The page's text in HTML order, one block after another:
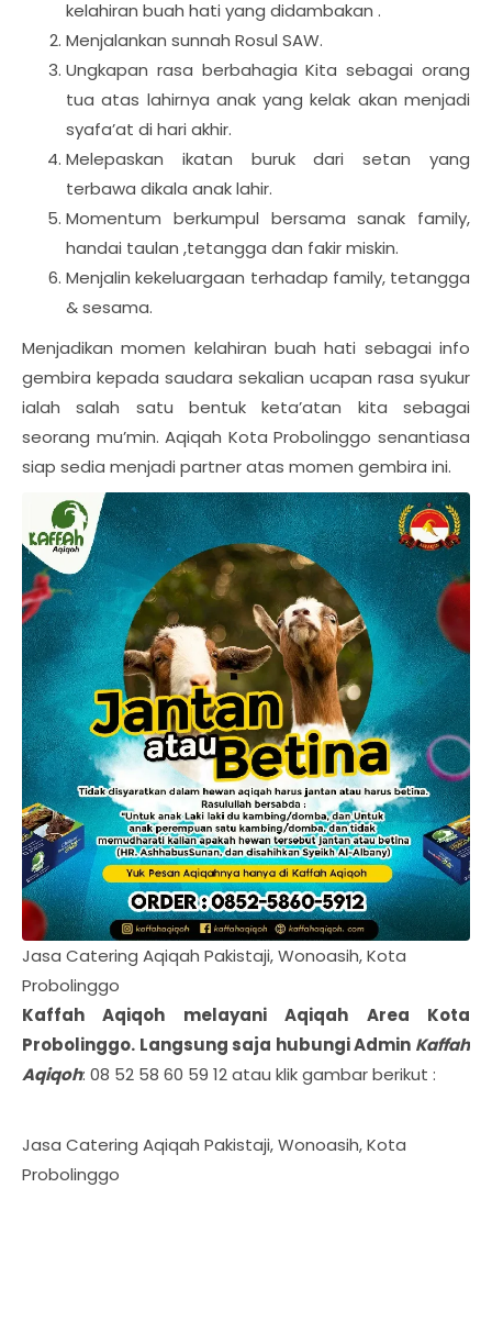
kelahiran buah hati yang didambakan .
Menjalankan sunnah Rosul SAW.
Ungkapan rasa berbahagia Kita sebagai orang
tua atas lahirnya anak yang kelak akan menjadi
syafa’at di hari akhir.
Melepaskan ikatan buruk dari setan yang
terbawa dikala anak lahir.
Momentum berkumpul bersama sanak family,
handai taulan ,tetangga dan fakir miskin.
Menjalin kekeluargaan terhadap family, tetangga
& sesama.
Menjadikan momen kelahiran buah hati sebagai info
gembira kepada saudara sekalian ucapan rasa syukur
ialah salah satu bentuk keta’atan kita sebagai
seorang mu’min. Aqiqah Kota Probolinggo senantiasa
siap sedia menjadi partner atas momen gembira ini.
Jasa Catering Aqiqah Pakistaji, Wonoasih, Kota
Probolinggo
Kaffah Aqiqoh melayani Aqiqah Area Kota
Probolinggo. Langsung saja hubungi Admin Kaffah
Aqiqoh: 08 52 58 60 59 12 atau klik gambar berikut :
Jasa Catering Aqiqah Pakistaji, Wonoasih, Kota
Probolinggo